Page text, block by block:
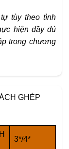
tùy theo tình
hiện đầy đủ
trong chương
GHÉP
3*/4*